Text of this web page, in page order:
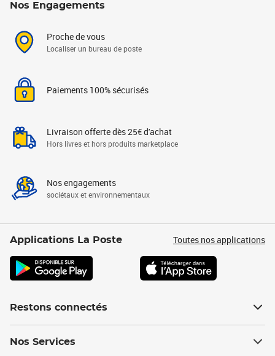
Nos Engagements
Proche de vous
Localiser un bureau de poste
Paiements 100% sécurisés
Livraison offerte dès 25€ d'achat
Hors livres et hors produits marketplace
Nos engagements
sociétaux et environnementaux
Applications La Poste Toutes nos applications
Restons connectés
Nos Services